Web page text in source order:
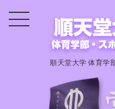
順天堂大学 体育学